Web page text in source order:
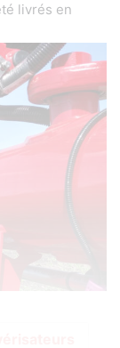
livrés en